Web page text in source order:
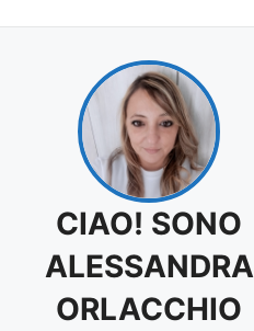
CIAO! SONO
ALESSANDRA
ORLACCHIO